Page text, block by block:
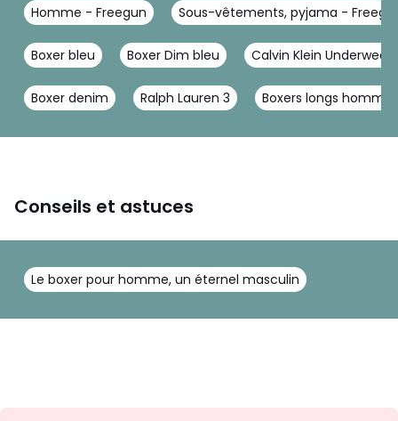
Homme - Freegun Sous-vêtements, pyjama -
Boxer bleu Boxer Dim bleu Calvin Klein
Boxer denim Ralph Lauren 3 Boxers longs homme
Conseils et astuces
Le boxer pour homme, un éternel masculin